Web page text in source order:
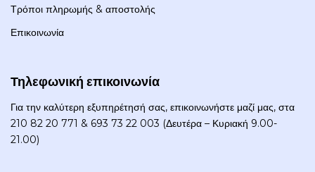
Τρόποι πληρωμής & αποστολής
Επικοινωνία
Τηλεφωνική επικοινωνία
Για την καλύτερη εξυπηρέτησή σας, επικοινωνήστε μαζί μας, στα
210 82 20 771 & 693 73 22 003 (Δευτέρα – Κυριακή 9.00-
21.00)